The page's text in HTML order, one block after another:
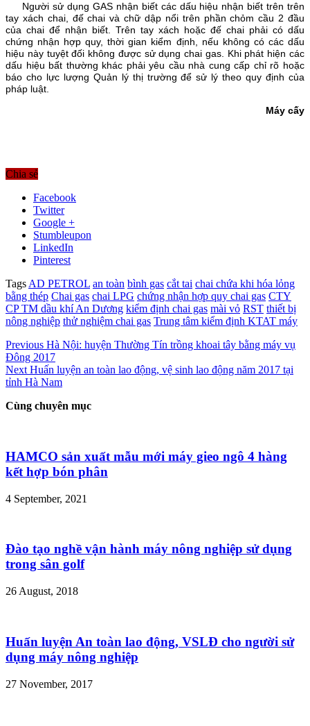
Người sử dụng GAS nhận biết các dấu hiệu nhận biết trên trên
tay xách chai, đế chai và chữ dập nổi trên phần chỏm cầu 2 đầu
của chai để nhận biết. Trên tay xách hoặc đế chai phải có dấu
chứng nhận hợp quy, thời gian kiểm định, nếu không có các dấu
hiệu này tuyệt đối không được sử dụng chai gas. Khi phát hiện các
dấu hiệu bất thường khác phải yêu cầu nhà cung cấp chỉ rõ hoặc
báo cho lực lượng Quản lý thị trường để sử lý theo quy định của
pháp luật.
Máy cấy
Chia sẻ
Facebook
Twitter
Google +
Stumbleupon
LinkedIn
Pinterest
Tags AD PETROL an toàn bình gas cắt tai chai chứa khi hóa lỏng
bằng thép Chai gas chai LPG chứng nhận hợp quy chai gas CTY
CP TM dầu khí An Dương kiểm định chai gas mài vỏ RST thiết bị
nông nghiệp thử nghiệm chai gas Trung tâm kiểm định KTAT máy
Previous Hà Nội: huyện Thường Tín trồng khoai tây bằng máy vụ
Đông 2017
Next Huấn luyện an toàn lao động, vệ sinh lao động năm 2017 tại
tỉnh Hà Nam
Cùng chuyên mục
HAMCO sản xuất mẫu mới máy gieo ngô 4 hàng
kết hợp bón phân
4 September, 2021
Đào tạo nghề vận hành máy nông nghiệp sử dụng
trong sân golf
26 August, 2018
Huấn luyện An toàn lao động, VSLĐ cho người sử
dụng máy nông nghiệp
27 November, 2017